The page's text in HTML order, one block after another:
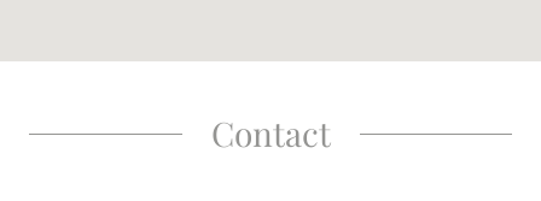
Contact